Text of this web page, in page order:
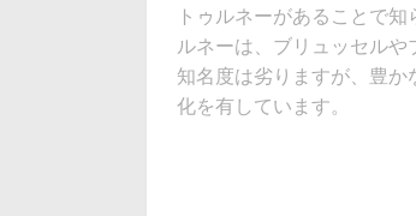
トゥルネーがあることで知
ルネーは、ブリュッセルや
知名度は劣りますが、豊か
化を有しています。